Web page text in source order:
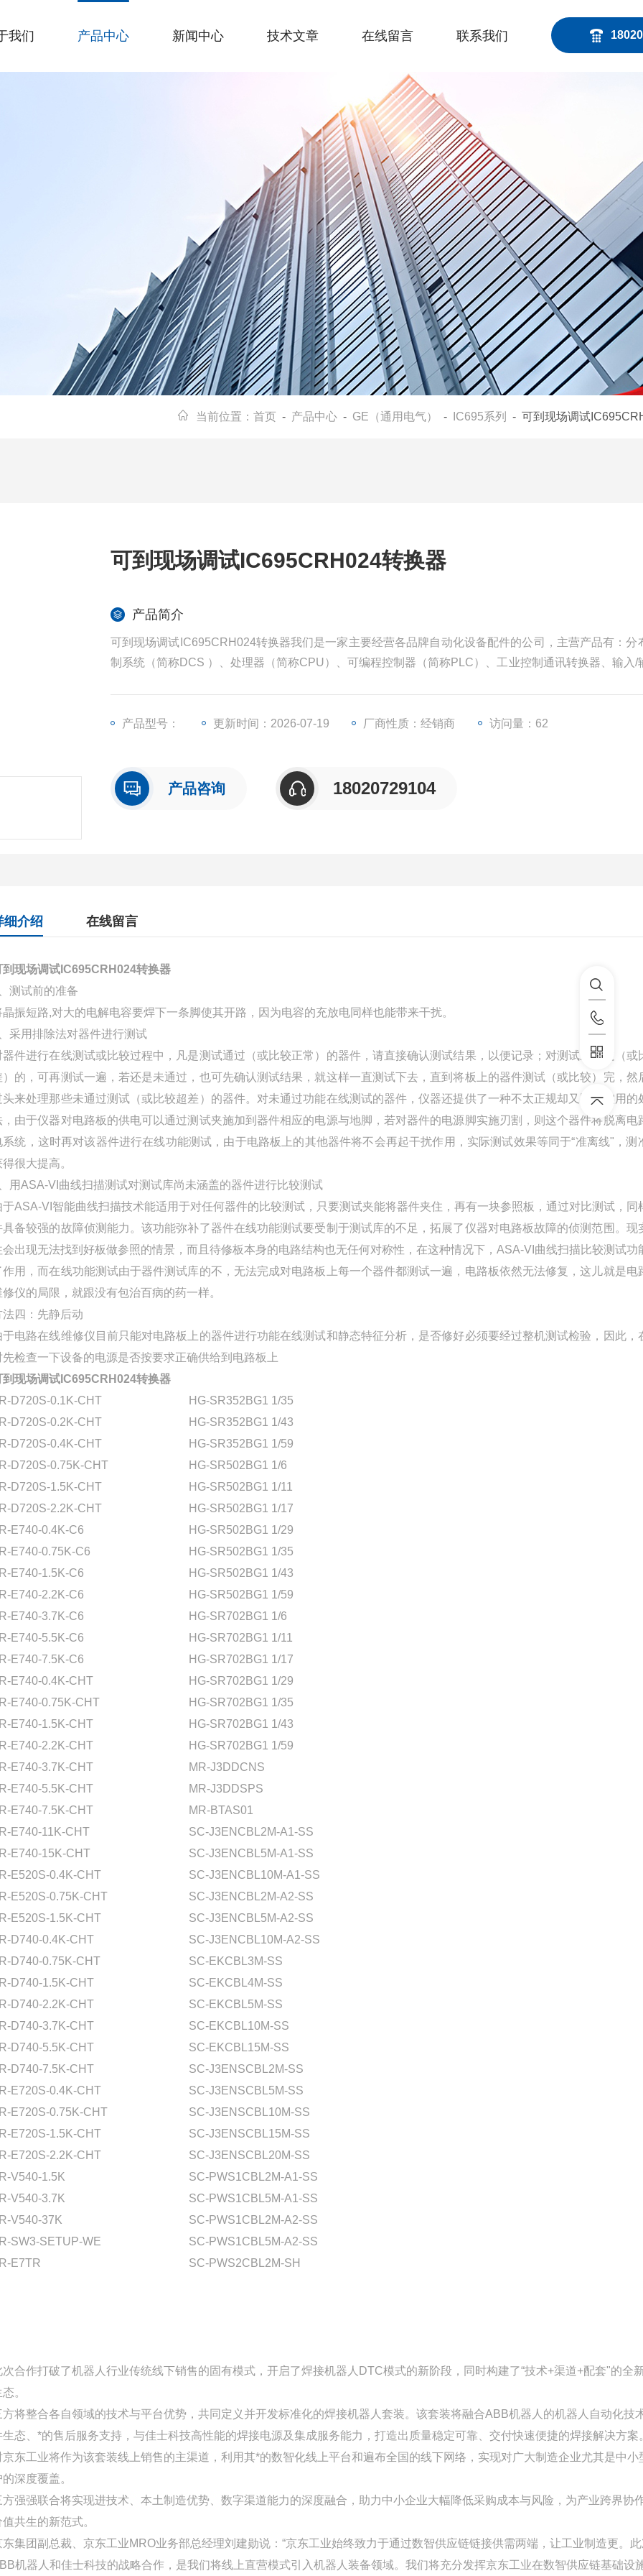
我们 产品中心 新闻中心 技术文章 在线留言 联系我们
当前位置： 首页 - 产品中心 - GE（通用电气） - IC695系列 - 可到现场调试
可到现场调试IC695CRH024转换器
产品简介
可到现场调试IC695CRH024转换器我们是一家主要经营各品牌自动化设备配件的公司，主营产品有：分
制系统（简称DCS ）、处理器（简称CPU）、可编程控制器（简称PLC）、工业控制通讯转换器、输入/
产品型号： 更新时间：2026-07-19 厂商性质：经销商 访问量：62
产品咨询 18020729104
细介绍 在线留言
到现场调试IC695CRH024转换器
测试前的准备
晶振短路,对大的电解电容要焊下一条脚使其开路，因为电容的充放电同样也能带来干扰。
采用排除法对器件进行测试
器件进行在线测试或比较过程中，凡是测试通过（或比较正常）的器件，请直接确认测试结果，以便记录；对测试未通过（或
）的，可再测试一遍，若还是未通过，也可先确认测试结果，就这样一直测试下去，直到将板上的器件测试（或比较）完，然
头来处理那些未通过测试（或比较超差）的器件。对未通过功能在线测试的器件，仪器还提供了一种不太正规却又比较实用的
，由于仪器对电路板的供电可以通过测试夹施加到器件相应的电源与地脚，若对器件的电源脚实施刃割，则这个器件将脱离电
系统，这时再对该器件进行在线功能测试，由于电路板上的其他器件将不会再起干扰作用，实际测试效果等同于“准离线"，测
得很大提高。
用ASA-VI曲线扫描测试对测试库尚未涵盖的器件进行比较测试
于ASA-VI智能曲线扫描技术能适用于对任何器件的比较测试，只要测试夹能将器件夹住，再有一块参照板，通过对比测试，同
具备较强的故障侦测能力。该功能弥补了器件在线功能测试要受制于测试库的不足，拓展了仪器对电路板故障的侦测范围。现
会出现无法找到好板做参照的情景，而且待修板本身的电路结构也无任何对称性，在这种情况下，ASA-VI曲线扫描比较测试功
作用，而在线功能测试由于器件测试库的不，无法完成对电路板上每一个器件都测试一遍，电路板依然无法修复，这儿就是电
修仪的局限，就跟没有包治百病的药一样。
法四：先静后动
于电路在线维修仪目前只能对电路板上的器件进行功能在线测试和静态特征分析，是否修好必须要经过整机测试检验，因此，
先检查一下设备的电源是否按要求正确供给到电路板上
到现场调试IC695CRH024转换器
D720S-0.1K-CHT
HG-SR352BG1 1/35
D720S-0.2K-CHT
HG-SR352BG1 1/43
D720S-0.4K-CHT
HG-SR352BG1 1/59
D720S-0.75K-CHT
HG-SR502BG1 1/6
D720S-1.5K-CHT
HG-SR502BG1 1/11
D720S-2.2K-CHT
HG-SR502BG1 1/17
E740-0.4K-C6
HG-SR502BG1 1/29
E740-0.75K-C6
HG-SR502BG1 1/35
E740-1.5K-C6
HG-SR502BG1 1/43
E740-2.2K-C6
HG-SR502BG1 1/59
E740-3.7K-C6
HG-SR702BG1 1/6
E740-5.5K-C6
HG-SR702BG1 1/11
E740-7.5K-C6
HG-SR702BG1 1/17
E740-0.4K-CHT
HG-SR702BG1 1/29
E740-0.75K-CHT
HG-SR702BG1 1/35
E740-1.5K-CHT
HG-SR702BG1 1/43
E740-2.2K-CHT
HG-SR702BG1 1/59
E740-3.7K-CHT
MR-J3DDCNS
E740-5.5K-CHT
MR-J3DDSPS
E740-7.5K-CHT
MR-BTAS01
E740-11K-CHT
SC-J3ENCBL2M-A1-SS
E740-15K-CHT
SC-J3ENCBL5M-A1-SS
E520S-0.4K-CHT
SC-J3ENCBL10M-A1-SS
E520S-0.75K-CHT
SC-J3ENCBL2M-A2-SS
E520S-1.5K-CHT
SC-J3ENCBL5M-A2-SS
D740-0.4K-CHT
SC-J3ENCBL10M-A2-SS
D740-0.75K-CHT
SC-EKCBL3M-SS
D740-1.5K-CHT
SC-EKCBL4M-SS
D740-2.2K-CHT
SC-EKCBL5M-SS
D740-3.7K-CHT
SC-EKCBL10M-SS
D740-5.5K-CHT
SC-EKCBL15M-SS
D740-7.5K-CHT
SC-J3ENSCBL2M-SS
E720S-0.4K-CHT
SC-J3ENSCBL5M-SS
E720S-0.75K-CHT
SC-J3ENSCBL10M-SS
E720S-1.5K-CHT
SC-J3ENSCBL15M-SS
E720S-2.2K-CHT
SC-J3ENSCBL20M-SS
V540-1.5K
SC-PWS1CBL2M-A1-SS
V540-3.7K
SC-PWS1CBL5M-A1-SS
V540-37K
SC-PWS1CBL2M-A2-SS
SW3-SETUP-WE
SC-PWS1CBL5M-A2-SS
E7TR
SC-PWS2CBL2M-SH
次合作打破了机器人行业传统线下销售的固有模式，开启了焊接机器人DTC模式的新阶段，同时构建了“技术+渠道+配套"的全
。
方将整合各自领域的技术与平台优势，共同定义并开发标准化的焊接机器人套装。该套装将融合ABB机器人的机器人自动化技
生态、*的售后服务支持，与佳士科技高性能的焊接电源及集成服务能力，打造出质量稳定可靠、交付快速便捷的焊接解决方案
京东工业将作为该套装线上销售的主渠道，利用其*的数智化线上平台和遍布全国的线下网络，实现对广大制造企业尤其是中小
的深度覆盖。
方强强联合将实现进技术、本土制造优势、数字渠道能力的深度融合，助力中小企业大幅降低采购成本与风险，为产业跨界协
值共生的新范式。
东集团副总裁、京东工业MRO业务部总经理刘建勋说：“京东工业始终致力于通过数智供应链链接供需两端，让工业制造更。
机器人和佳士科技的战略合作，是我们将线上直营模式引入机器人装备领域。我们将充分发挥京东工业在数智供应链基础设